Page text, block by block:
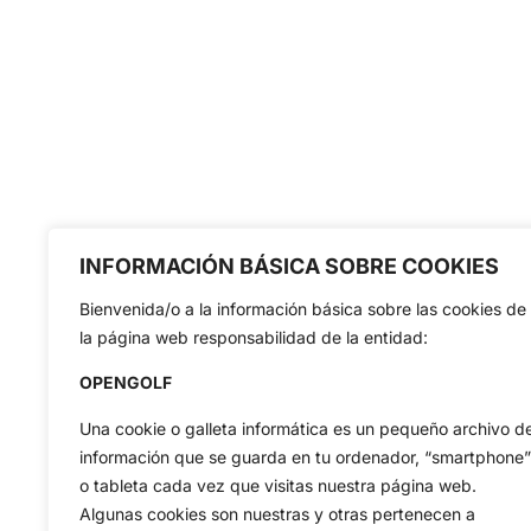
INFORMACIÓN BÁSICA SOBRE COOKIES
Bienvenida/o a la información básica sobre las cookies de
la página web responsabilidad de la entidad:
OPENGOLF
Una cookie o galleta informática es un pequeño archivo
información que se guarda en tu ordenador, “smartphone”
o tableta cada vez que visitas nuestra página web.
Algunas cookies son nuestras y otras pertenecen a